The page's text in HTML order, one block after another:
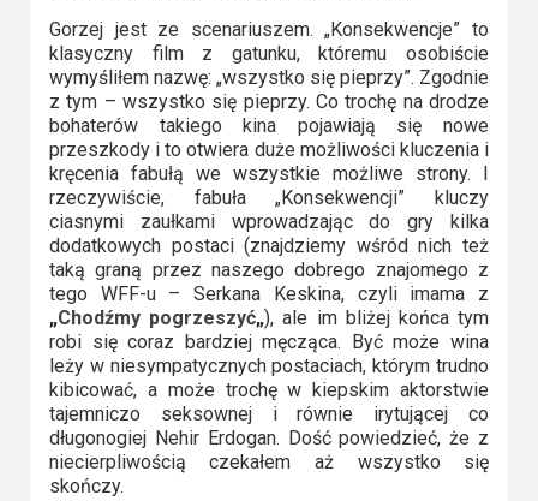
Apple
TV
+
Disney+
HBO
Max
Netflix
Sky
Showtime
Podsumowania
2023
Gorzej jest ze scenariuszem. „Konsekwencje” to
klasyczny film z gatunku, któremu osobiście
wymyśliłem nazwę: „wszystko się pieprzy”. Zgodnie
z tym – wszystko się pieprzy. Co trochę na drodze
bohaterów takiego kina pojawiają się nowe
przeszkody i to otwiera duże możliwości kluczenia i
kręcenia fabułą we wszystkie możliwe strony. I
rzeczywiście, fabuła „Konsekwencji” kluczy
ciasnymi zaułkami wprowadzając do gry kilka
dodatkowych postaci (znajdziemy wśród nich też
taką graną przez naszego dobrego znajomego z
tego WFF-u – Serkana Keskina, czyli imama z
„Chodźmy pogrzeszyć„), ale im bliżej końca tym
robi się coraz bardziej męcząca. Być może wina
leży w niesympatycznych postaciach, którym trudno
kibicować, a może trochę w kiepskim aktorstwie
tajemniczo seksownej i równie irytującej co
długonogiej Nehir Erdogan. Dość powiedzieć, że z
niecierpliwością czekałem aż wszystko się
skończy.